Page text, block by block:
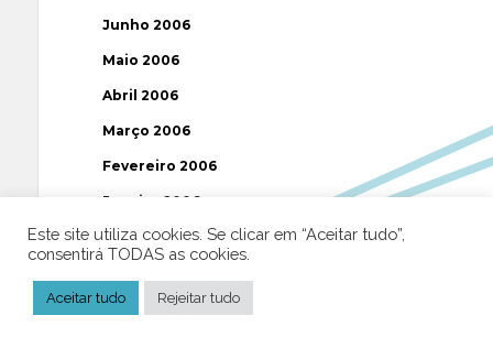
Junho 2006
Maio 2006
Abril 2006
Março 2006
Fevereiro 2006
Janeiro 2006
Dezembro 2005
Outubro 2005
Este site utiliza cookies. Se clicar em “Aceitar tudo”,
consentirá TODAS as cookies.
Aceitar tudo Rejeitar tudo